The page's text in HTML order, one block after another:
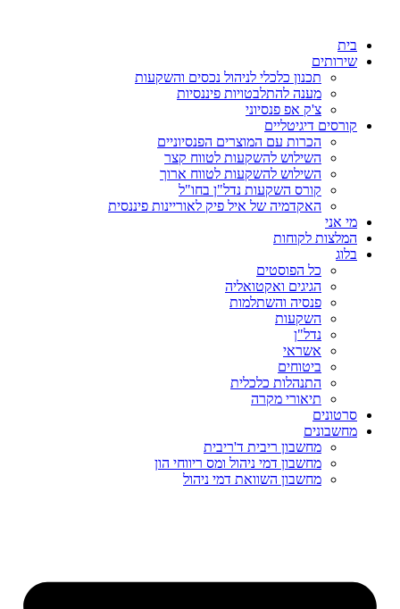
בית
שירותים
תכנון כלכלי לניהול נכסים והשקעות
מענה להתלבטויות פיננסיות
צ'ק אפ פנסיוני
קורסים דיגיטליים
הכרות עם המוצרים הפנסיוניים
השילוש להשקעות לטווח קצר
השילוש להשקעות לטווח ארוך
קורס השקעות נדל"ן בחו"ל
האקדמיה של איל פיק לאוריינות פיננסית
מי אני
המלצות לקוחות
בלוג
כל הפוסטים
הגיגים ואקטואליה
פנסיה והשתלמות
השקעות
נדל"ן
אשראי
ביטוחים
התנהלות כלכלית
תיאורי מקרה
סרטונים
מחשבונים
מחשבון ריבית ד'ריבית
מחשבון דמי ניהול ומס ריווחי הון
מחשבון השוואת דמי ניהול